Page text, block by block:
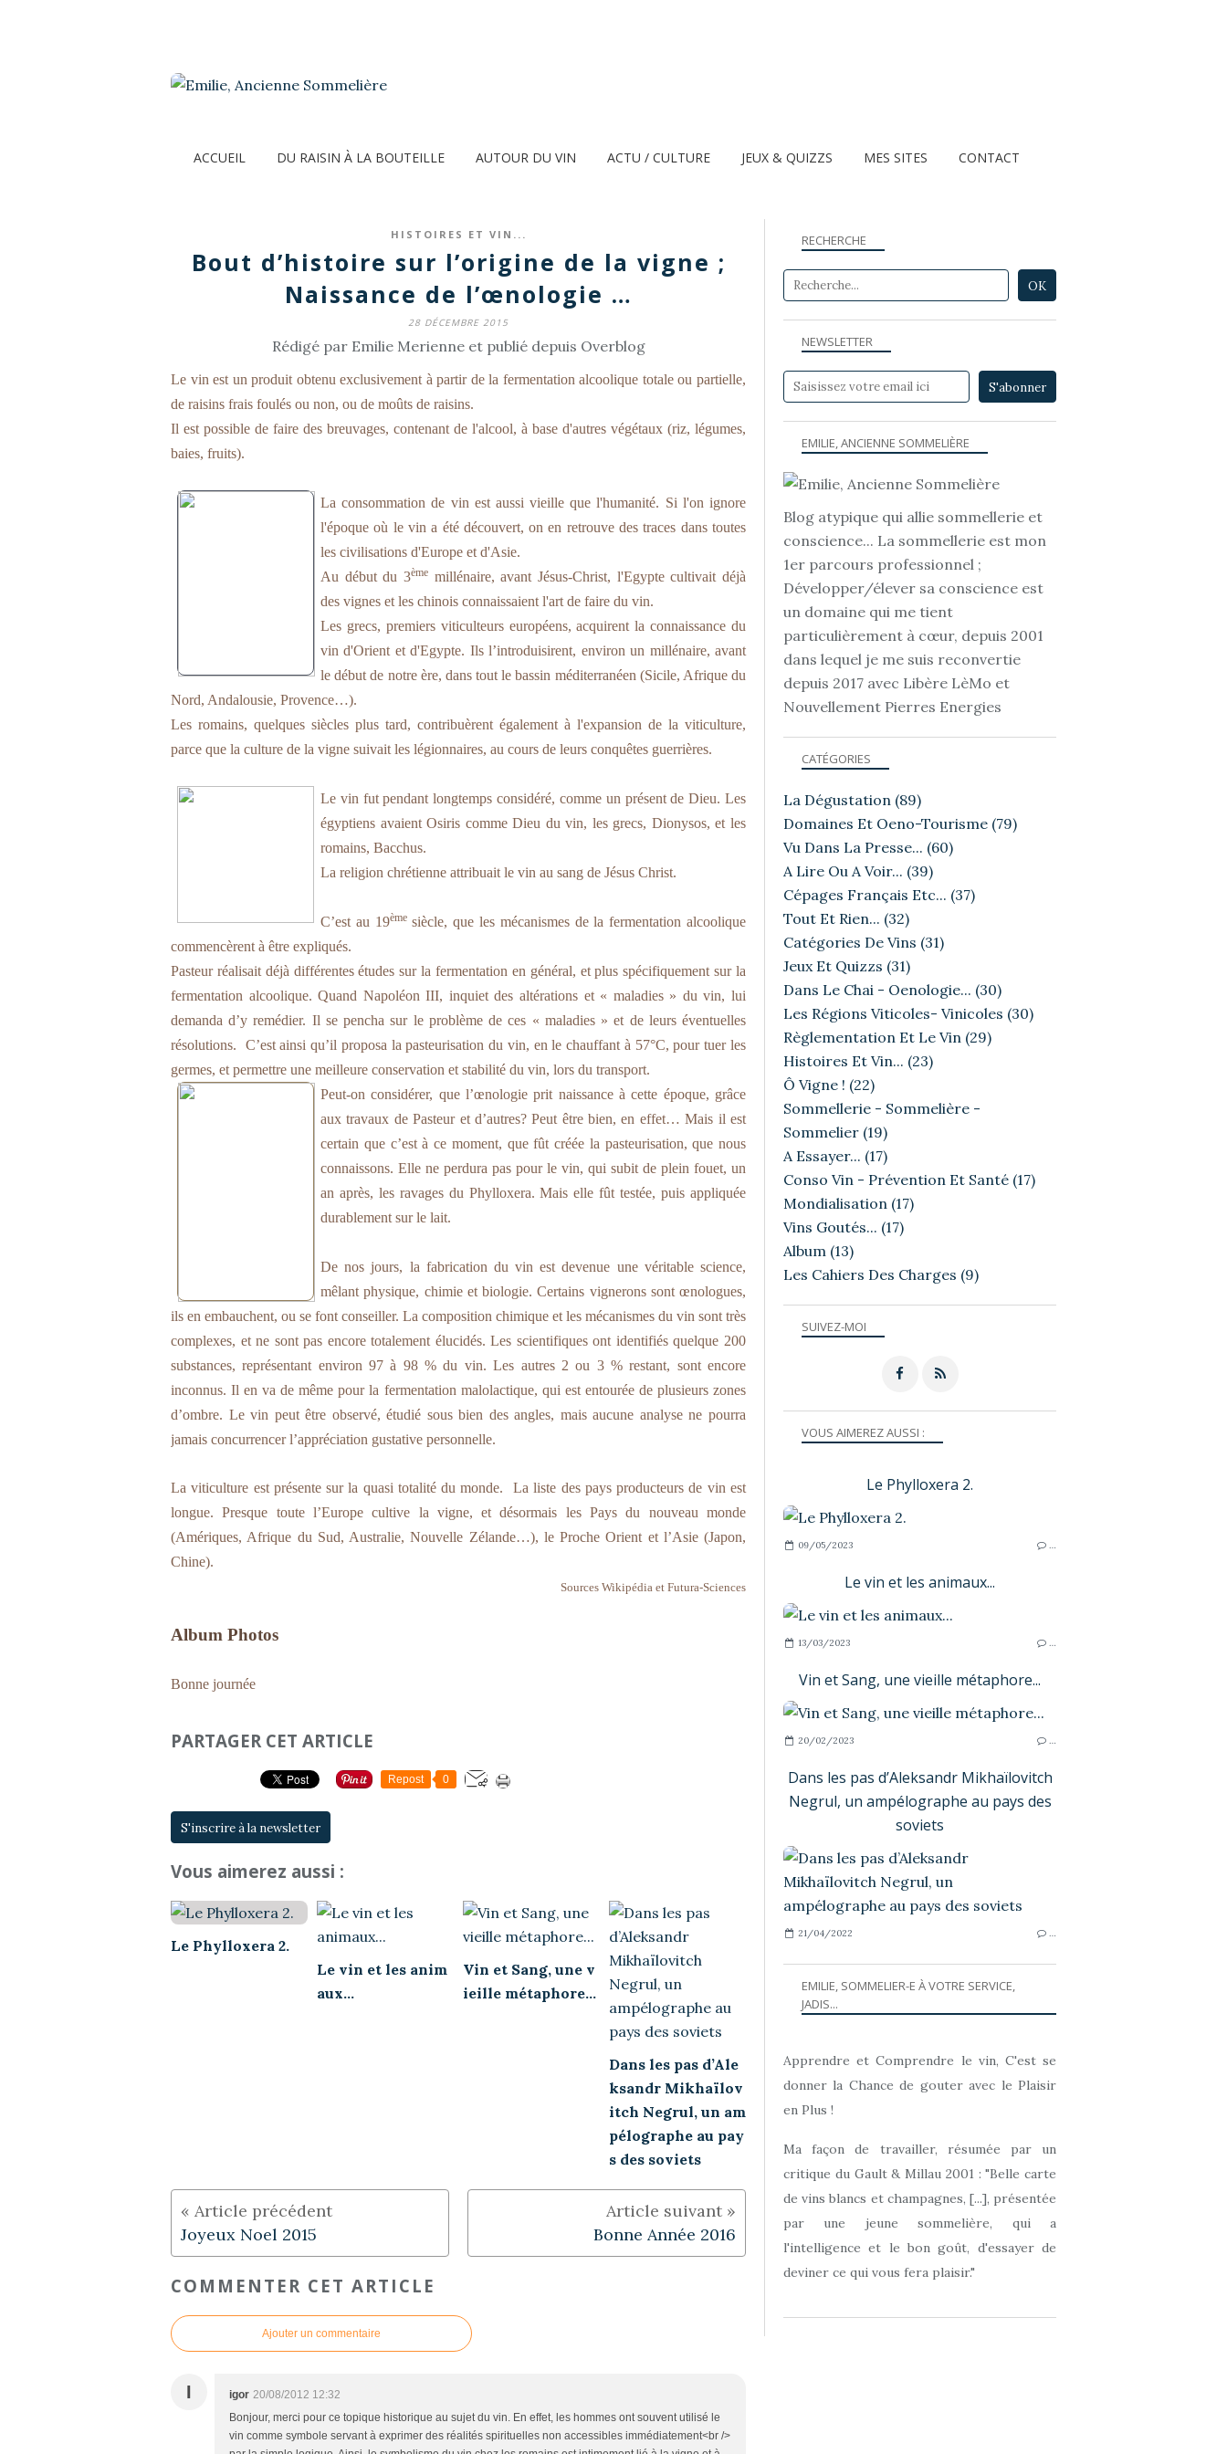
ACCUEIL DU RAISIN À LA BOUTEILLE AUTOUR DU VIN ACTU / CULTURE JEUX & QUIZZS MES SITES CONTACT
HISTOIRES ET VIN...
Bout d’histoire sur l’origine de la vigne ;
Naissance de l’œnologie …
28 DÉCEMBRE 2015
Rédigé par Emilie Merienne et publié depuis Overblog
Le vin est un produit obtenu exclusivement à partir de la fermentation alcoolique totale ou partielle,
de raisins frais foulés ou non, ou de moûts de raisins.
Il est possible de faire des breuvages, contenant de l'alcool, à base d'autres végétaux (riz, légumes,
baies, fruits).
La consommation de vin est aussi vieille que l'humanité. Si l'on ignore
l'époque où le vin a été découvert, on en retrouve des traces dans toutes
les civilisations d'Europe et d'Asie.
Au début du 3ème millénaire, avant Jésus-Christ, l'Egypte cultivait déjà
des vignes et les chinois connaissaient l'art de faire du vin.
Les grecs, premiers viticulteurs européens, acquirent la connaissance du
vin d'Orient et d'Egypte. Ils l’introduisirent, environ un millénaire, avant
le début de notre ère, dans tout le bassin méditerranéen (Sicile, Afrique du
Nord, Andalousie, Provence…).
Les romains, quelques siècles plus tard, contribuèrent également à l'expansion de la viticulture,
parce que la culture de la vigne suivait les légionnaires, au cours de leurs conquêtes guerrières.
Le vin fut pendant longtemps considéré, comme un présent de Dieu. Les
égyptiens avaient Osiris comme Dieu du vin, les grecs, Dionysos, et les
romains, Bacchus.
La religion chrétienne attribuait le vin au sang de Jésus Christ.
C’est au 19èmesiècle, que les mécanismes de la fermentation alcoolique
commencèrent à être expliqués.
Pasteur réalisait déjà différentes études sur la fermentation en général, et plus spécifiquement sur la
fermentation alcoolique. Quand Napoléon III, inquiet des altérations et « maladies » du vin, lui
demanda d’y remédier. Il se pencha sur le problème de ces « maladies » et de leurs éventuelles
résolutions.
C’est ainsi qu’il proposa la pasteurisation du vin, en le chauffant à 57°C, pour tuer les
germes, et permettre une meilleure conservation et stabilité du vin, lors du transport.
Peut-on considérer, que l’œnologie prit naissance à cette époque, grâce
aux travaux de Pasteur et d’autres? Peut être bien, en effet… Mais il est
certain que c’est à ce moment, que fût créée la pasteurisation, que nous
connaissons. Elle ne perdura pas pour le vin, qui subit de plein fouet, un
an après, les ravages du Phylloxera. Mais elle fût testée, puis appliquée
durablement sur le lait.
De nos jours, la fabrication du vin est devenue une véritable science,
mêlant physique, chimie et biologie. Certains vignerons sont œnologues,
ils en embauchent, ou se font conseiller. La composition chimique et les mécanismes du vin sont très
complexes, et ne sont pas encore totalement élucidés. Les scientifiques ont identifiés quelque 200
substances, représentant environ 97 à 98 % du vin. Les autres 2 ou 3 % restant, sont encore
inconnus. Il en va de même pour la fermentation malolactique, qui est entourée de plusieurs zones
d’ombre. Le vin peut être observé, étudié sous bien des angles, mais aucune analyse ne pourra
jamais concurrencer l’appréciation gustative personnelle.
La viticulture est présente sur la quasi totalité du monde.
La liste des pays producteurs de vin est
longue. Presque toute l’Europe cultive la vigne, et désormais les Pays du nouveau monde
(Amériques, Afrique du Sud, Australie, Nouvelle Zélande…), le Proche Orient et l’Asie (Japon,
Chine).
Sources Wikipédia et Futura-Sciences
Album Photos
Bonne journée
PARTAGER CET ARTICLE
Repost 0
S'inscrire à la newsletter
Vous aimerez aussi :
Le Phylloxera 2.
Le vin et les anim
aux...
Vin et Sang, une v
ieille métaphore...
Dans les pas d’Ale
ksandr Mikhaïlov
itch Negrul, un am
pélographe au pay
s des soviets
Joyeux Noel 2015 Bonne Année 2016
COMMENTER CET ARTICLE
Ajouter un commentaire
I igor 20/08/2012 12:32
Bonjour, merci pour ce topique historique au sujet du vin. En effet, les hommes ont souvent utilisé le
vin comme symbole servant à exprimer des réalités spirituelles non accessibles immédiatement<br />
NEWSLETTER
SUIVEZ-MOI
RECHERCHE
EMILIE, ANCIENNE SOMMELIÈRE
Blog atypique qui allie sommellerie et
conscience... La sommellerie est mon
1er parcours professionnel ;
Développer/élever sa conscience est
un domaine qui me tient
particulièrement à cœur, depuis 2001
dans lequel je me suis reconvertie
depuis 2017 avec Libère LèMo et
Nouvellement Pierres Energies
VOUS AIMEREZ AUSSI :
Le Phylloxera 2.
09/05/2023 …
Le vin et les animaux...
13/03/2023 …
Vin et Sang, une vieille métaphore...
20/02/2023 …
Dans les pas d’Aleksandr Mikhaïlovitch
Negrul, un ampélographe au pays des
soviets
21/04/2022 …
CATÉGORIES
La Dégustation (89)
Domaines Et Oeno-Tourisme (79)
Vu Dans La Presse... (60)
A Lire Ou A Voir... (39)
Cépages Français Etc... (37)
Tout Et Rien... (32)
Catégories De Vins (31)
Jeux Et Quizzs (31)
Dans Le Chai - Oenologie... (30)
Les Régions Viticoles- Vinicoles (30)
Règlementation Et Le Vin (29)
Histoires Et Vin... (23)
Ô Vigne ! (22)
Sommellerie - Sommelière -
Sommelier (19)
A Essayer... (17)
Conso Vin - Prévention Et Santé (17)
Mondialisation (17)
Vins Goutés... (17)
Album (13)
Les Cahiers Des Charges (9)
EMILIE, SOMMELIER-E À VOTRE SERVICE,
JADIS...
Apprendre et Comprendre le vin, C'est se
donner la Chance de gouter avec le Plaisir
en Plus !
Ma façon de travailler, résumée par un
critique du Gault & Millau 2001 : "Belle carte
de vins blancs et champagnes, [...], présentée
par une jeune sommelière, qui a
l'intelligence et le bon goût, d'essayer de
deviner ce qui vous fera plaisir."